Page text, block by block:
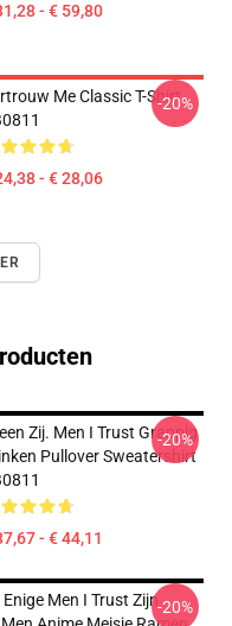
- € 59,80
Me Classic T-Shirt
- € 28,06
-20%
Zij. Men I Trust Grappig
Pullover Sweatershirt
- € 44,11
-20%
Enige Men I Trust Zijn-20%